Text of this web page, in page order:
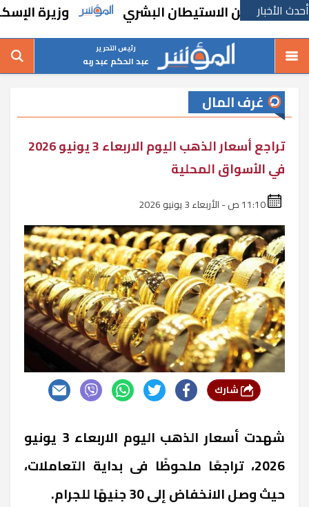
أحدث الأخبار
من الاستيطان البشري وزيرة الإسكان
رئيس التحرير
عبد الحكم عبد ربه
غرف المال
تراجع أسعار الذهب اليوم الاربعاء 3 يونيو 2026
في الأسواق المحلية
شهدت أسعار الذهب اليوم الاربعاء 3 يونيو
2026، تراجعًا ملحوظًا فى بداية التعاملات،
حيث وصل الانخفاض إلى 30 جنيهًا للجرام.